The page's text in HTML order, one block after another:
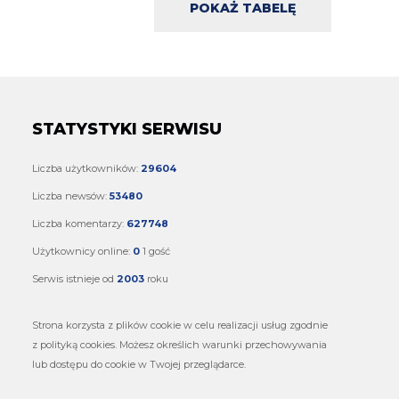
POKAŻ TABELĘ
STATYSTYKI SERWISU
Liczba użytkowników: 29604
Liczba newsów: 53480
Liczba komentarzy: 627748
Użytkownicy online: 0 1 gość
Serwis istnieje od 2003 roku
Strona korzysta z plików cookie w celu realizacji usług zgodnie
z polityką cookies. Możesz określich warunki przechowywania
lub dostępu do cookie w Twojej przeglądarce.